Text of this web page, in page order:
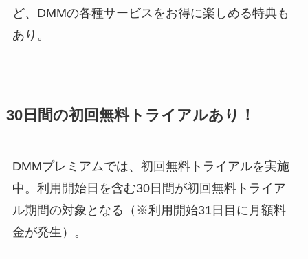
ど、DMMの各種サービスをお得に楽しめる特典も
あり。
30日間の初回無料トライアルあり！
DMMプレミアムでは、初回無料トライアルを実施
中。利用開始日を含む30日間が初回無料トライア
ル期間の対象となる（※利用開始31日目に月額料
金が発生）。